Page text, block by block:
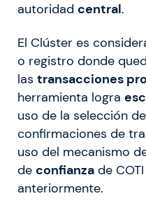
autoridad central.
El Clúster es
o registro donde
las transacciones
herramienta logra
uso de la selección
confirmaciones de
uso del mecanismo
de confianza de
anteriormente.